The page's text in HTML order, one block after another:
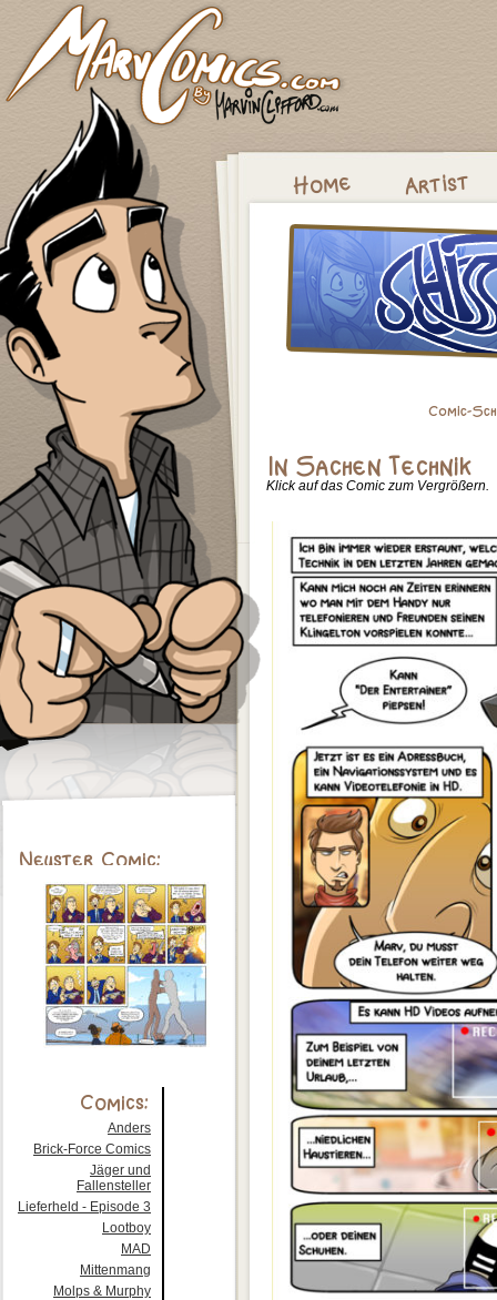
Anders
Brick-Force Comics
Jäger und
Fallensteller
Lieferheld - Episode 3
Lootboy
MAD
Mittenmang
Molps & Murphy
Klick auf das Comic zum Vergrößern.